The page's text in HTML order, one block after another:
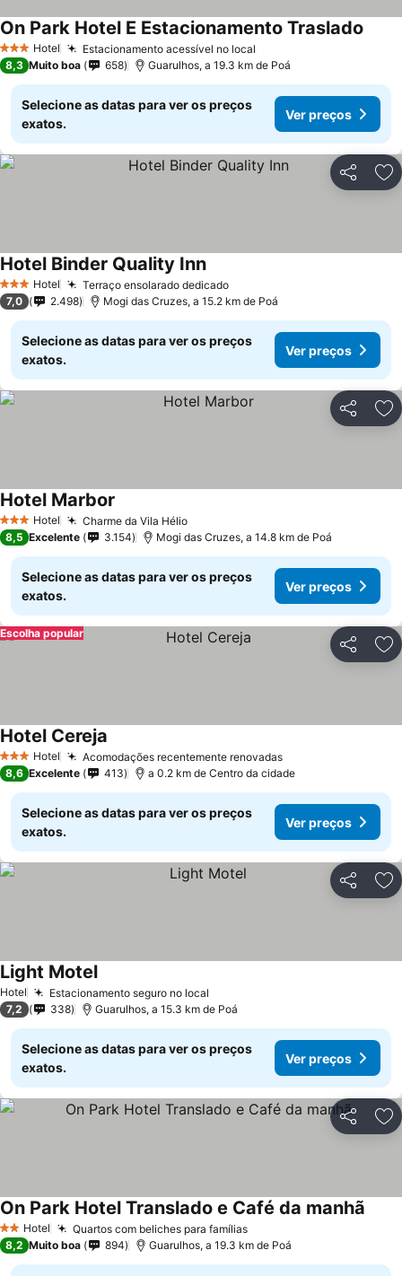
3 EstrelasHotel Estacionamento acessível no local
On Park Hotel E Estacionamento Traslado
8,3 Muito boa 658 Guarulhos, a 19.3 km de Poá
Selecione as datas para ver os preços
exatos.
Ver preços
Partilhar
3 EstrelasHotel Terraço ensolarado dedicado
Hotel Binder Quality Inn
7,0 2.498 Mogi das Cruzes, a 15.2 km de Poá
Selecione as datas para ver os preços
exatos.
Ver preços
Partilhar
3 EstrelasHotel Charme da Vila Hélio
Hotel Marbor
8,5 Excelente 3.154 Mogi das Cruzes, a 14.8 km de Poá
Selecione as datas para ver os preços
exatos.
Ver preços
Partilhar
Escolha popular
3 EstrelasHotel Acomodações recentemente renovadas
Hotel Cereja
8,6 Excelente 413 a 0.2 km de Centro da cidade
Selecione as datas para ver os preços
exatos.
Ver preços
Partilhar
Hotel Estacionamento seguro no local
Light Motel
7,2 338 Guarulhos, a 15.3 km de Poá
Selecione as datas para ver os preços
exatos.
Ver preços
Partilhar
2 Estrelas
Hotel Quartos com beliches para famílias
On Park Hotel Translado e Café da manhã
8,2 Muito boa 894 Guarulhos, a 19.3 km de Poá